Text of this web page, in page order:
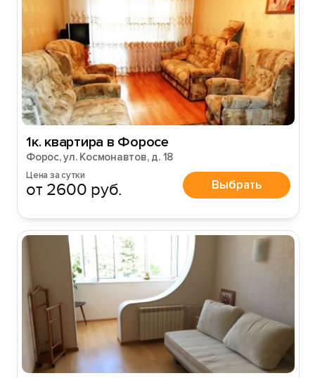
1к. квартира в Форосе
Форос, ул. Космонавтов, д. 18
Цена за сутки
от 2600 руб. Выбрать
Вход на сайт
Войти или Зарегистрироваться